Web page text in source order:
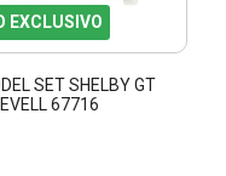
EXCLUSIVO
SET SHELBY GT
67716